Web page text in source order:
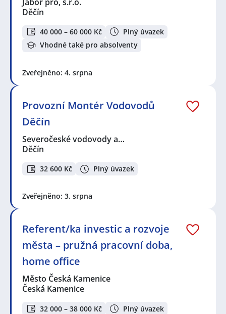
Děčín
40 000 – 60 000 Kč
Plný úvazek
Vhodné také pro absolventy
Zveřejněno: 4. srpna
Provozní Montér Vodovodů
Děčín
Severočeské vodovody a…
Děčín
32 600 Kč Plný úvazek
Zveřejněno: 3. srpna
Referent/ka investic a rozvoje
města – pružná pracovní doba,
home office
Město Česká Kamenice
Česká Kamenice
32 000 – 38 000 Kč Plný úvazek